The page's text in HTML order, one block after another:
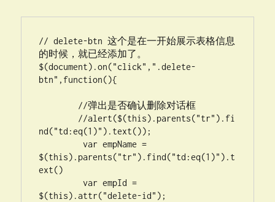
// delete-btn 这个是在一开始展示表格信息
的时候，就已经添加了。
$(document).on("click",".delete-
btn",function(){
nd("td:eq(1)").text());
         var empName =
$(this).parents("tr").find("td:eq(1)").t
ext()
$(this).attr("delete-id");